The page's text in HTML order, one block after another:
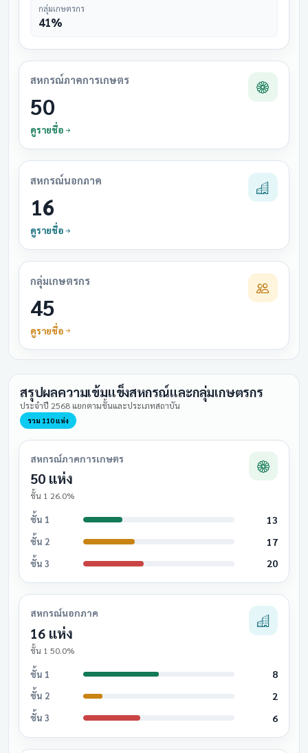
กลุ่มเกษตรกร
41%
สหกรณ์ภาคการเกษตร
50
ดูรายชื่อ
สหกรณ์นอกภาค
16
ดูรายชื่อ
กลุ่มเกษตรกร
45
ดูรายชื่อ
สรุปผลความเข้มแข็งสหกรณ์และกลุ่มเกษตรกร
ประจำปี 2568 แยกตามชั้นและประเภทสถาบัน
รวม 110 แห่ง
สหกรณ์ภาคการเกษตร
50 แห่ง
ชั้น 1 26.0%
ชั้น 1 13
ชั้น 2 17
ชั้น 3 20
สหกรณ์นอกภาค
16 แห่ง
ชั้น 1 50.0%
ชั้น 1 8
ชั้น 2 2
ชั้น 3 6